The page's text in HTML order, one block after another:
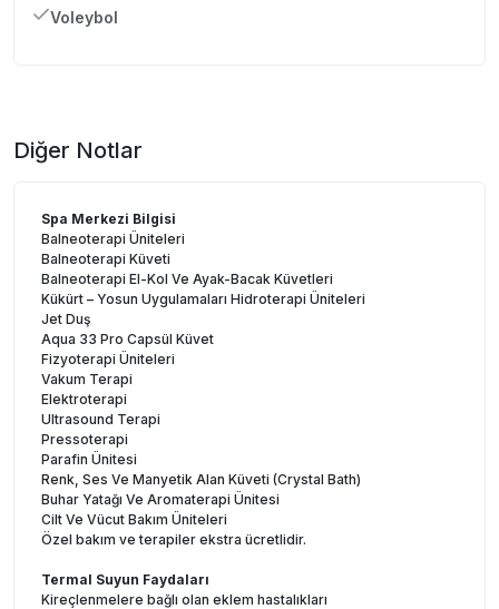
Voleybol
Diğer Notlar
Spa Merkezi Bilgisi
Balneoterapi Üniteleri
Balneoterapi Küveti
Balneoterapi El-Kol Ve Ayak-Bacak Küvetleri
Kükürt – Yosun Uygulamaları Hidroterapi Üniteleri
Jet Duş
Aqua 33 Pro Capsül Küvet
Fizyoterapi Üniteleri
Vakum Terapi
Elektroterapi
Ultrasound Terapi
Pressoterapi
Parafin Ünitesi
Renk, Ses Ve Manyetik Alan Küveti (Crystal Bath)
Buhar Yatağı Ve Aromaterapi Ünitesi
Cilt Ve Vücut Bakım Üniteleri
Özel bakım ve terapiler ekstra ücretlidir.
Termal Suyun Faydaları
Kireçlenmelere bağlı olan eklem hastalıkları